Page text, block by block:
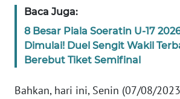
Baca Juga:
8 Besar Piala Soeratin U-17
Dimulai! Duel Sengit Wakil
Berebut Tiket Semifinal
Bahkan, hari ini, Senin (07/08/
WN
NTT